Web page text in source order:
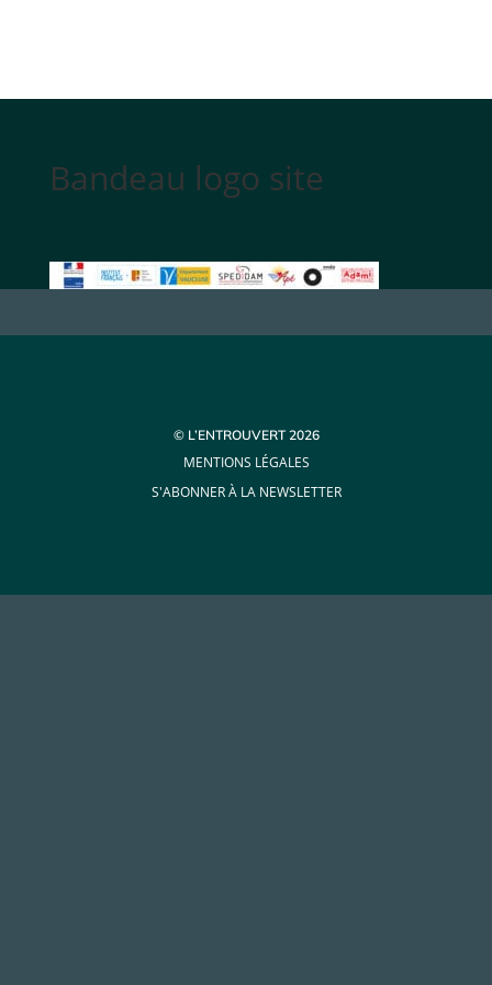
Bandeau logo site
© L’ENTROUVERT 2026
MENTIONS LÉGALES
S'ABONNER À LA NEWSLETTER